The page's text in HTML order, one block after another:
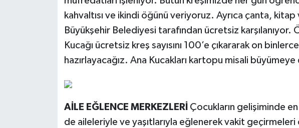
kahvaltısı ve ikindi öğünü veriyoruz. Ayrıca çanta,
Büyükşehir Belediyesi tarafından ücretsiz karşılanıyor.
Kucağı ücretsiz kreş sayısını 100’e çıkararak on
hazırlayacağız. Ana Kucakları kartopu misali
AİLE EĞLENCE MERKEZLERİ Çocukların gelişiminde
de aileleriyle ve yaşıtlarıyla eğlenerek vakit